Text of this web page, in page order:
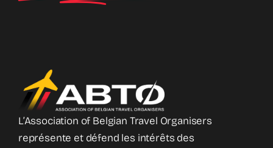
L’Association of Belgian Travel Organisers
représente et défend les intérêts des